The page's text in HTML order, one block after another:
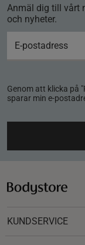
Anmäl dig till vårt
och nyheter.
Genom att klicka på
sparar min e-
KUNDSERVICE